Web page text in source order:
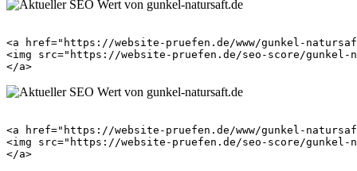
<a href="https://website-pruefen.de/www/gunkel-
<img src="https://website-pruefen.de/seo-score/
<a href="https://website-pruefen.de/www/gunkel-
<img src="https://website-pruefen.de/seo-score/